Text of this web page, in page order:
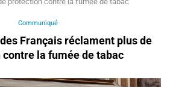
Communiqué
Français réclament plus de
la fumée de tabac